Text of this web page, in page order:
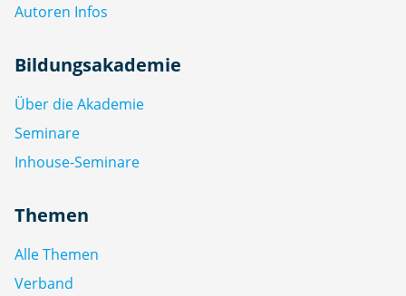
Autoren Infos
Bildungsakademie
Über die Akademie
Seminare
Inhouse-Seminare
Themen
Alle Themen
Verband